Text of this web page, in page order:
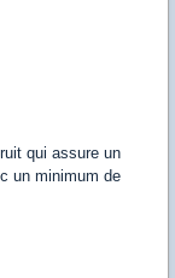
qui assure un
un minimum de